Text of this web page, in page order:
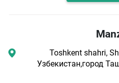
Toshkent shahri,
Узбекистан,город